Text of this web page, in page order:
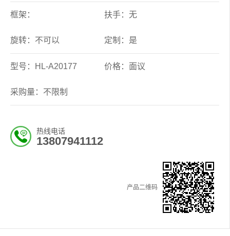
框架： 扶手：无
旋转：不可以 定制：是
型号：HL-A20177 价格：面议
采购量：不限制
热线电话
13807941112
产品二维码